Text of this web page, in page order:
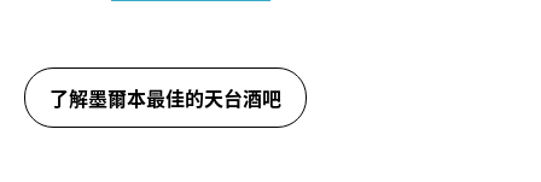
了解墨爾本最佳的天台酒吧